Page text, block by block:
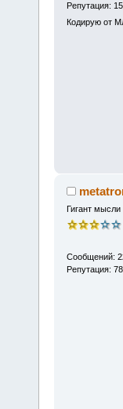
Репутация:
Кодирую от
Гигант мысли
Сообщений:
Репутация: 78